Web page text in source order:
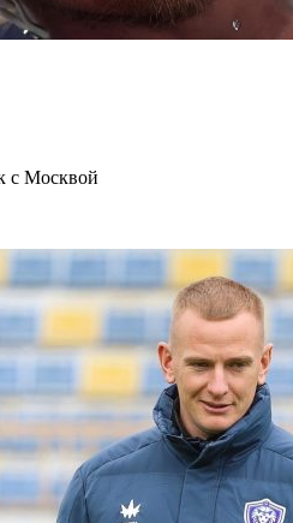
с Москвой